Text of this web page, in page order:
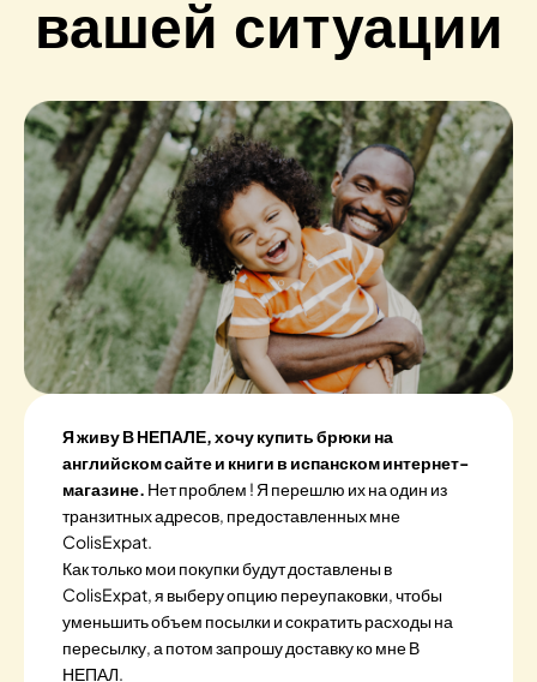
вашей ситуации
Я живу В НЕПАЛЕ, хочу купить брюки на
английском сайте и книги в испанском интернет-
магазине. Нет проблем ! Я перешлю их на один из
транзитных адресов, предоставленных мне
ColisExpat.
Как только мои покупки будут доставлены в
ColisExpat, я выберу опцию переупаковки, чтобы
уменьшить объем посылки и сократить расходы на
пересылку, а потом запрошу доставку ко мне В
НЕПАЛ.